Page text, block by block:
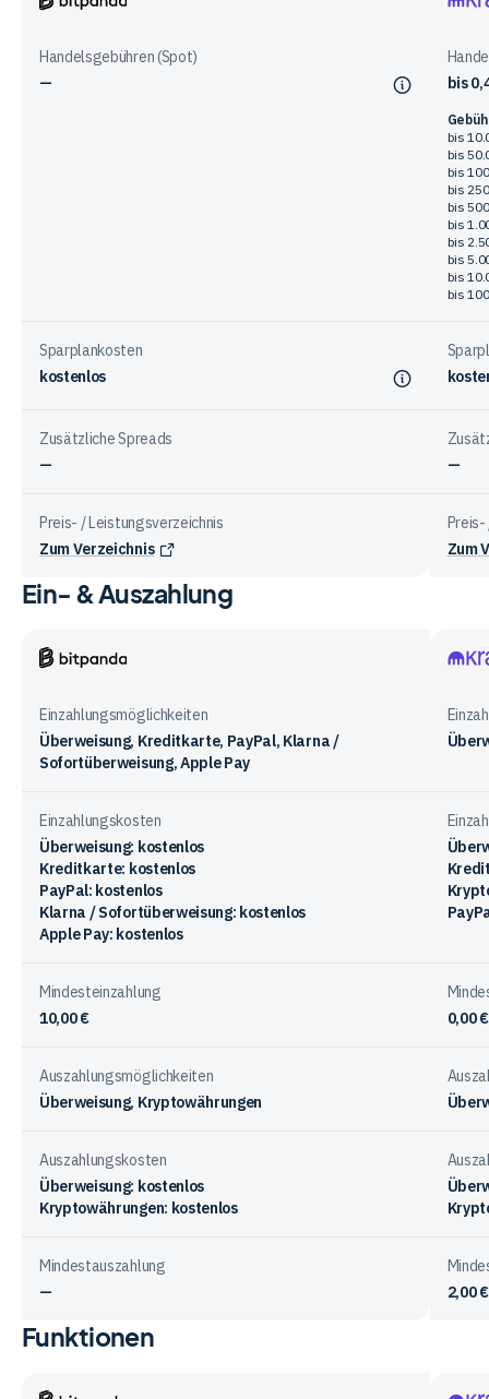
bei
Anbietern
Handelsgebühren (Spot)
—
bis
bis
bis
bis
bis
bis
bis
bis
bis
bis
bis
Sparplankosten
kostenlos
Zusätzliche Spreads
—
—
Preis- / Leistungsverzeichnis
Zum Verzeichnis
Preis-
Zum
Vergleichstabelle
Gebühren
bei
Anbietern
Ein- & Auszahlung
Einzahlungsmöglichkeiten
Überweisung, Kreditkarte, PayPal, Klarna /
Sofortüberweisung, Apple Pay
Einzahlungskosten
Überweisung: kostenlos
Kreditkarte: kostenlos
PayPal: kostenlos
Klarna / Sofortüberweisung: kostenlos
Apple Pay: kostenlos
Mindesteinzahlung
10,00 €
0,00 €
Auszahlungsmöglichkeiten
Überweisung, Kryptowährungen
Auszahlungskosten
Überweisung: kostenlos
Kryptowährungen: kostenlos
Mindestauszahlung
—
2,00 €
Vergleichstabelle
Ein-
Funktionen